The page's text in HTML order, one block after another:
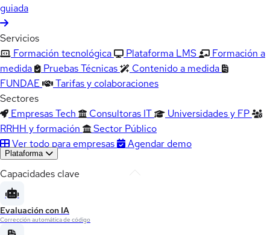
guiada
Servicios
Formación tecnológica
Plataforma LMS
Formación a
medida
Pruebas Técnicas
Contenido a medida
FUNDAE
Tarifas y colaboraciones
Sectores
Empresas Tech
Consultoras IT
Universidades y FP
RRHH y formación
Sector Público
Ver todo para empresas
Agendar demo
Plataforma
Capacidades clave
Evaluación con IA
Corrección automática de código